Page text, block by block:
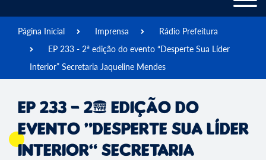
Página Inicial Imprensa
Rádio Prefeitura
EP 233 - 2ª edição do evento “Desperte Sua Líder
Interior” Secretaria Jaqueline Mendes
EP 233 - 2ª edição do
evento “Desperte Sua Líder
Interior” Secretaria